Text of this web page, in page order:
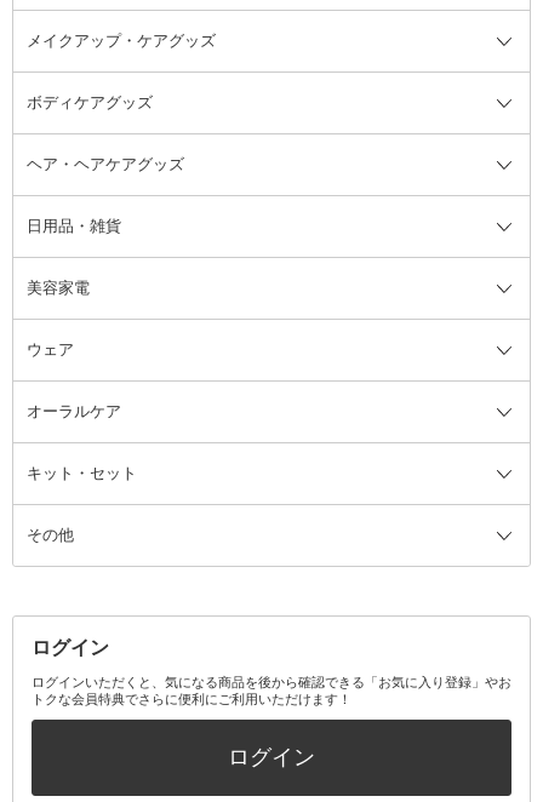
リムーバー・除光液
フレグランスミスト
その他香水・ヘアフレグランス
入浴剤・浴用料・バスソルト全て
バスソルト
メイクアップ・ケアグッズ
メイクアップ・ケアグッズ全て
コットン・綿棒
洗顔グッズ
ブラシ・チップ
ツィザー・毛抜き
カミソリ
ファンデーション・パウダーケー
ス
ミラー・鏡
ボディケアグッズ
ボディケアグッズ全て
マッサージ・ボディケアグッズ
かかと・角質ケアグッズ
絆創膏
ヘア・ヘアケアグッズ
ヘア・ヘアケアグッズ全て
ヘアゴム
ヘアバンド
ヘッドマッサージブラシ
日用品・雑貨
日用品・雑貨全て
柔軟剤
ルームフレグランス・ディフュー
ザー
アロマキャンドル
消臭剤・芳香剤
美容家電
美容家電全て
ボディケア美容家電
その他美容家電
ウェア
ウェア全て
レッグウェア
オーラルケア
オーラルケア全て
歯ブラシ
その他オーラルケア
キット・セット
キット・セット全て
ボディケアキット
その他キット・セット
その他
ログイン
ログインいただくと、気になる商品を後から確認できる「お気に入り登録」やお
トクな会員特典でさらに便利にご利用いただけます！
ログイン